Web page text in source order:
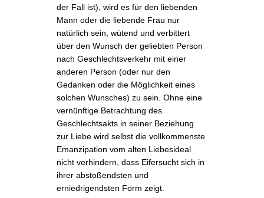
der Fall ist), wird es für den liebenden
Mann oder die liebende Frau nur
natürlich sein, wütend und verbittert
über den Wunsch der geliebten Person
nach Geschlechtsverkehr mit einer
anderen Person (oder nur den
Gedanken oder die Möglichkeit eines
solchen Wunsches) zu sein. Ohne eine
vernünftige Betrachtung des
Geschlechtsakts in seiner Beziehung
zur Liebe wird selbst die vollkommenste
Emanzipation vom alten Liebesideal
nicht verhindern, dass Eifersucht sich in
ihrer abstoßendsten und
erniedrigendsten Form zeigt.